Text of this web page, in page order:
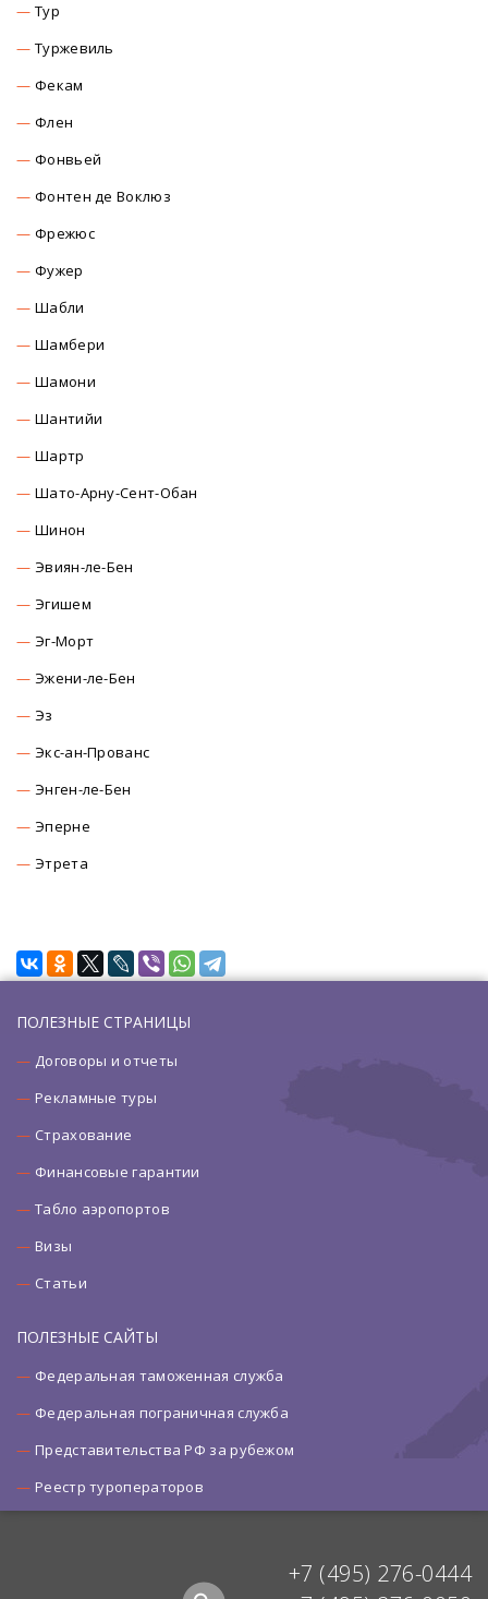
Тур
Туржевиль
Фекам
Флен
Фонвьей
Фонтен де Воклюз
Фрежюс
Фужер
Шабли
Шамбери
Шамони
Шантийи
Шартр
Шато-Арну-Сент-Обан
Шинон
Эвиян-ле-Бен
Эгишем
Эг-Морт
Эжени-ле-Бен
Эз
Экс-ан-Прованс
Энген-ле-Бен
Эперне
Этрета
ПОЛЕЗНЫЕ СТРАНИЦЫ
Договоры и отчеты
Рекламные туры
Страхование
Финансовые гарантии
Табло аэропортов
Визы
Статьи
ПОЛЕЗНЫЕ САЙТЫ
Федеральная таможенная служба
Федеральная пограничная служба
Представительства РФ за рубежом
Реестр туроператоров
+7 (495) 276-0444